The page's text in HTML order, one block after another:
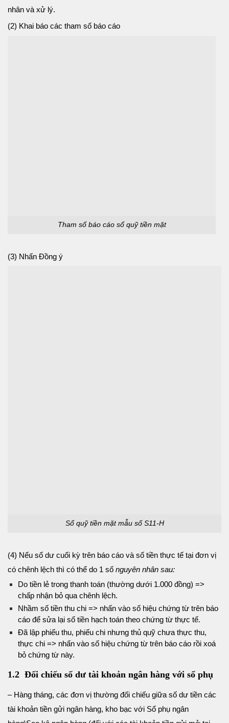
nhân và xử lý.
(2) Khai báo các tham số báo cáo
Tham số báo cáo sổ quỹ tiền mặt
(3) Nhấn Đồng ý
Sổ quỹ tiền mặt mẫu số S11-H
(4) Nếu số dư cuối kỳ trên báo cáo và số tiền thực tế tại đơn vị
có chênh lệch thì có thể do 1 số nguyên nhân sau:
Do tiền lẻ trong thanh toán (thường dưới 1.000 đồng) =>
chấp nhận bỏ qua chênh lệch.
Nhầm số tiền thu chi => nhấn vào số hiệu chứng từ trên báo
cáo để sửa lại số tiền hạch toán theo chứng từ thực tế.
Đã lập phiếu thu, phiếu chi nhưng thủ quỹ chưa thực thu,
thực chi => nhấn vào số hiệu chứng từ trên báo cáo rồi xoá
bỏ chứng từ này.
1.2 Đối chiếu số dư tài khoản ngân hàng với sổ phụ
– Hàng tháng, các đơn vị thường đối chiếu giữa số dư tiền các
tài khoản tiền gửi ngân hàng, kho bạc với Sổ phụ ngân